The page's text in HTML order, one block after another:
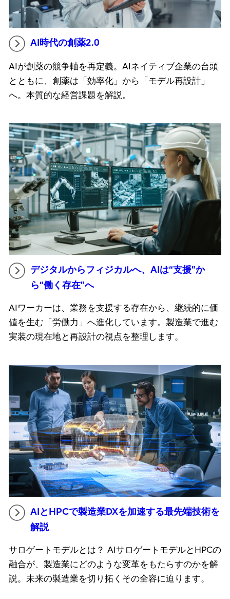
AI時代の創薬2.0
AIが創薬の競争軸を再定義。AIネイティブ企業の台頭
とともに、創薬は「効率化」から「モデル再設計」
へ。本質的な経営課題を解説。
デジタルからフィジカルへ、AIは“支援”か
ら“働く存在”へ
AIワーカーは、業務を支援する存在から、継続的に価
値を生む「労働力」へ進化しています。製造業で進む
実装の現在地と再設計の視点を整理します。
AIとHPCで製造業DXを加速する最先端技術を
解説
サロゲートモデルとは？ AIサロゲートモデルとHPCの
融合が、製造業にどのような変革をもたらすのかを解
説。未来の製造業を切り拓くその全容に迫ります。